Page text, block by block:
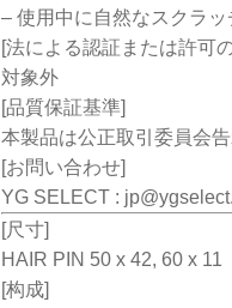
– 使用中に自然なスクラッ
[法による認証または許可
対象外
[品質保証基準]
本製品は公正取引委員会
[お問い合わせ]
YG SELECT :
[尺寸]
HAIR PIN 50 x 42, 60 x 11
[构成]